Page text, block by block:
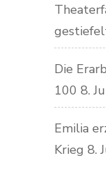
Die
100 8.
Emilia
Krieg 8.